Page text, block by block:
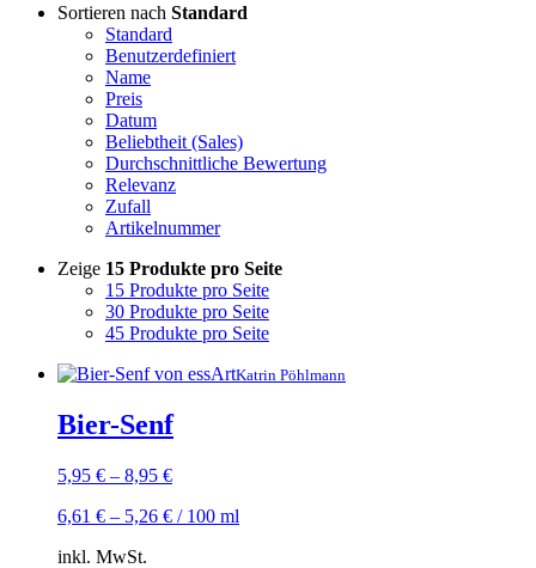
Sortieren nach Standard
Standard
Benutzerdefiniert
Name
Preis
Datum
Beliebtheit (Sales)
Durchschnittliche Bewertung
Relevanz
Zufall
Artikelnummer
Zeige 15 Produkte pro Seite
15 Produkte pro Seite
30 Produkte pro Seite
45 Produkte pro Seite
Katrin Pöhlmann
Bier-Senf
5,95 € – 8,95 €
6,61 € – 5,26 € / 100 ml
inkl. MwSt.